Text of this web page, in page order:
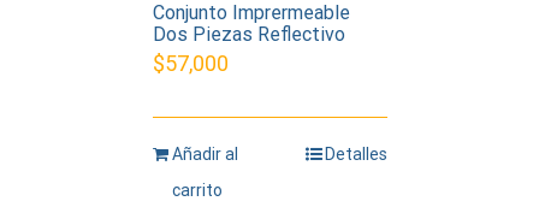
Conjunto Imprermeable
Dos Piezas Reflectivo
$57,000
Añadir al
carrito
Detalles